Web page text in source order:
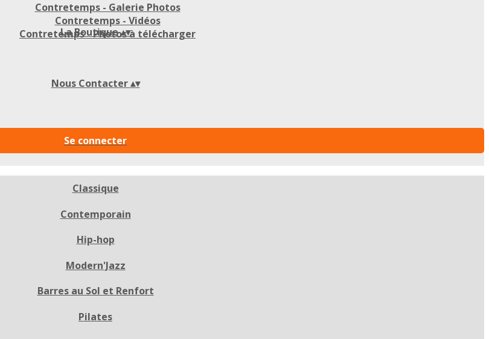
Contretemps - Galerie Photos
Contretemps - Vidéos
Contretemps - Photos à télécharger
La Boutique▴▾
Nous Contacter▴▾
Se connecter
Classique
Contemporain
Hip-hop
Modern'Jazz
Barres au Sol et Renfort
Pilates